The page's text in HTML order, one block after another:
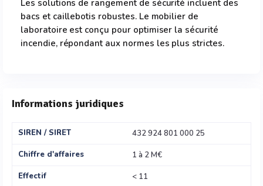
Les solutions de rangement de sécurité incluent des
bacs et caillebotis robustes. Le mobilier de
laboratoire est conçu pour optimiser la sécurité
incendie, répondant aux normes les plus strictes.
Informations juridiques
SIREN / SIRET
432 924 801 000 25
Chiffre d'affaires
1 à 2 M€
Effectif
< 11